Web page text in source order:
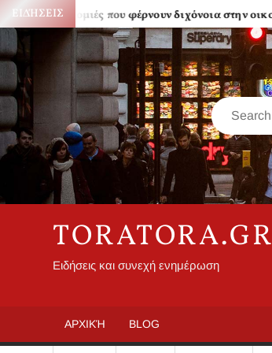
Skip
to
content
ΕΙΔΉΣΕΙΣπου φέρνουν διχόνοια στην οικογένεια
Search
TORATORA.GR
Ειδήσεις και συνεχή ενημέρωση
ΑΡΧΙΚΉ BLOG